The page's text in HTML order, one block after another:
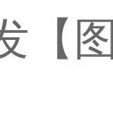
【